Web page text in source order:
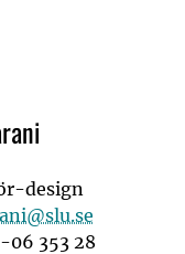
design
06 353 28